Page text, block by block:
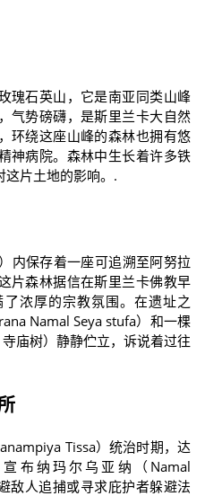
瑰石英山，它是南亚同类山峰
气势磅礴，是斯里兰卡大自然
环绕这座山峰的森林也拥有悠
神病院。森林中生长着许多铁
这片土地的影响。.
内保存着一座可追溯至阿努拉
片森林据信在斯里兰卡佛教早
浓厚的宗教氛围。在遗址之
Namal Seya stufa）和一棵
庙树）静静伫立，诉说着过往
Tissa）统治时期，达
布纳玛尔乌亚纳（Namal
敌人追捕或寻求庇护者躲避法